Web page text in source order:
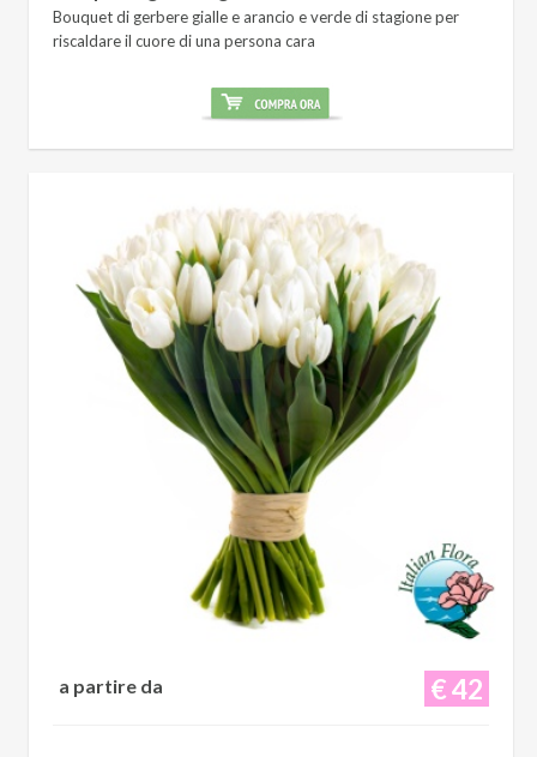
Bouquet di gerbere gialle e arancio e verde di stagione per
riscaldare il cuore di una persona cara
€ 42
a partire da